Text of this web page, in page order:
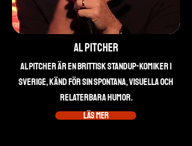
Al Pitcher
Al Pitcher är en brittisk standup-komiker i
Sverige, känd för sin spontana, visuella och
relaterbara humor.
Läs mer